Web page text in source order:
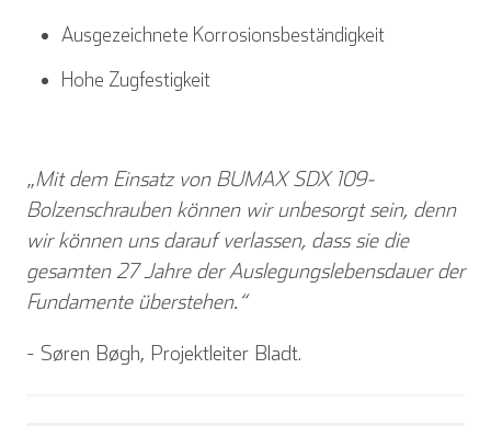
Ausgezeichnete Korrosionsbeständigkeit
Hohe Zugfestigkeit
„Mit dem Einsatz von BUMAX SDX 109-
Bolzenschrauben können wir unbesorgt sein, denn
wir können uns darauf verlassen, dass sie die
gesamten 27 Jahre der Auslegungslebensdauer der
Fundamente überstehen.“
- Søren Bøgh, Projektleiter Bladt.